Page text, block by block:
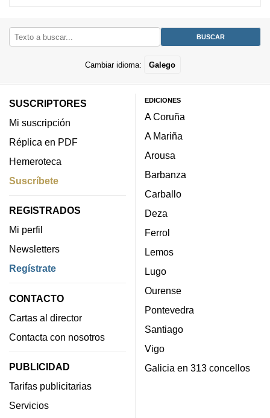
Cambiar idioma: Galego
SUSCRIPTORES
Mi suscripción
Réplica en PDF
Hemeroteca
Suscríbete
REGISTRADOS
Mi perfil
Newsletters
Regístrate
CONTACTO
Cartas al director
Contacta con nosotros
PUBLICIDAD
Tarifas publicitarias
Servicios
EDICIONES
A Coruña
A Mariña
Arousa
Barbanza
Carballo
Deza
Ferrol
Lemos
Lugo
Ourense
Pontevedra
Santiago
Vigo
Galicia en 313 concellos